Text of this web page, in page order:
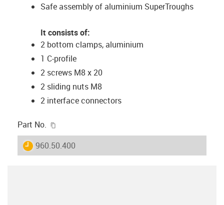
Safe assembly of aluminium SuperTroughs
It consists of:
2 bottom clamps, aluminium
1 C-profile
2 screws M8 x 20
2 sliding nuts M8
2 interface connectors
Part No.
igus-icon-lieferzeit
960.50.400